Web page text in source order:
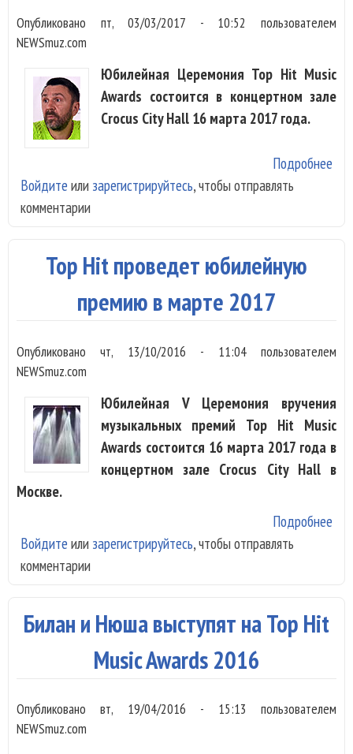
Опубликовано пт, 03/03/2017 - 10:52
пользователем
NEWSmuz.com
Юбилейная Церемония Top Hit Music
Awards состоится в концертном зале
Crocus City Hall 16 марта 2017 года.
Подробнее
Войдите или зарегистрируйтесь, чтобы отправлять
комментарии
Top Hit проведет юбилейную
премию в марте 2017
Опубликованочт, 13/10/2016 - 11:04пользователем
NEWSmuz.com
Юбилейная V Церемония вручения
музыкальных премий Top Hit Music
Awards состоится 16 марта 2017 года в
концертном зале Crocus City Hall в
Москве.
Подробнее
Войдите или зарегистрируйтесь, чтобы отправлять
комментарии
Билан и Нюша выступят на Top Hit
Music Awards 2016
Опубликовановт, 19/04/2016 - 15:13 пользователем
NEWSmuz.com